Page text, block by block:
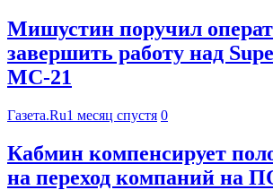
Мишустин поручил
завершить работу над
МС-21
Газета.Ru1 месяц спустя 0
Кабмин компенсирует
на переход компаний на